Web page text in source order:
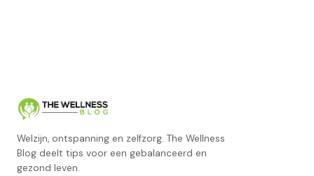
Welzijn, ontspanning en zelfzorg. The Wellness
Blog deelt tips voor een gebalanceerd en
gezond leven.